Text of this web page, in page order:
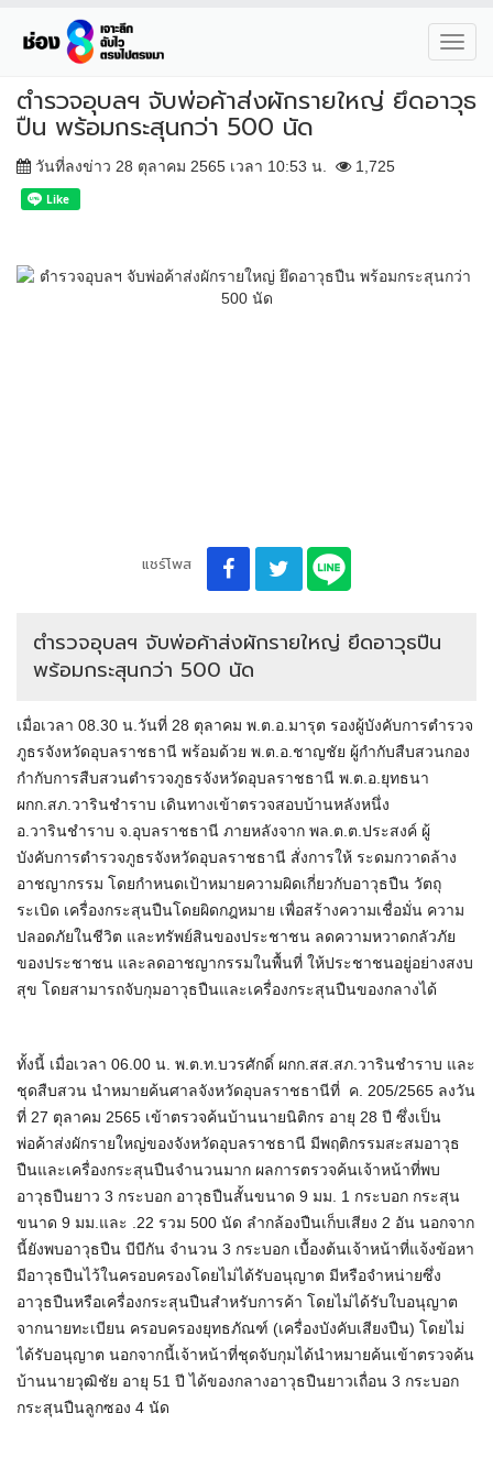
ตำรวจอุบลฯ จับพ่อค้าส่งผักรายใหญ่ ยึดอาวุธ
ปืน พร้อมกระสุนกว่า 500 นัด
วันที่ลงข่าว 28 ตุลาคม 2565 เวลา 10:53 น. 1,725
แชร์โพส
ตำรวจอุบลฯ จับพ่อค้าส่งผักรายใหญ่ ยึดอาวุธปืน
พร้อมกระสุนกว่า 500 นัด
เมื่อเวลา 08.30 น.วันที่ 28 ตุลาคม พ.ต.อ.มารุต รองผู้บังคับการตำรวจ
ภูธรจังหวัดอุบลราชธานี พร้อมด้วย พ.ต.อ.ชาญชัย ผู้กำกับสืบสวนกอง
กำกับการสืบสวนตำรวจภูธรจังหวัดอุบลราชธานี พ.ต.อ.ยุทธนา
ผกก.สภ.วารินชำราบ เดินทางเข้าตรวจสอบบ้านหลังหนึ่ง
อ.วารินชำราบ จ.อุบลราชธานี ภายหลังจาก พล.ต.ต.ประสงค์ ผู้
บังคับการตำรวจภูธรจังหวัดอุบลราชธานี สั่งการให้ ระดมกวาดล้าง
อาชญากรรม โดยกำหนดเป้าหมายความผิดเกี่ยวกับอาวุธปืน วัตถุ
ระเบิด เครื่องกระสุนปืนโดยผิดกฎหมาย เพื่อสร้างความเชื่อมั่น ความ
ปลอดภัยในชีวิต และทรัพย์สินของประชาชน ลดความหวาดกลัวภัย
ของประชาชน และลดอาชญากรรมในพื้นที่ ให้ประชาชนอยู่อย่างสงบ
สุข โดยสามารถจับกุมอาวุธปืนและเครื่องกระสุนปืนของกลางได้
ทั้งนี้ เมื่อเวลา 06.00 น. พ.ต.ท.บวรศักดิ์ ผกก.สส.สภ.วารินชำราบ และ
ชุดสืบสวน นำหมายค้นศาลจังหวัดอุบลราชธานีที่ ค. 205/2565 ลงวัน
ที่ 27 ตุลาคม 2565 เข้าตรวจค้นบ้านนายนิติกร อายุ 28 ปี ซึ่งเป็น
พ่อค้าส่งผักรายใหญ่ของจังหวัดอุบลราชธานี มีพฤติกรรมสะสมอาวุธ
ปืนและเครื่องกระสุนปืนจำนวนมาก ผลการตรวจค้นเจ้าหน้าที่พบ
อาวุธปืนยาว 3 กระบอก อาวุธปืนสั้นขนาด 9 มม. 1 กระบอก กระสุน
ขนาด 9 มม.และ .22 รวม 500 นัด ลำกล้องปืนเก็บเสียง 2 อัน นอกจาก
นี้ยังพบอาวุธปืน บีบีกัน จำนวน 3 กระบอก เบื้องต้นเจ้าหน้าที่แจ้งข้อหา
มีอาวุธปืนไว้ในครอบครองโดยไม่ได้รับอนุญาต มีหรือจำหน่ายซึ่ง
อาวุธปืนหรือเครื่องกระสุนปืนสำหรับการค้า โดยไม่ได้รับใบอนุญาต
จากนายทะเบียน ครอบครองยุทธภัณฑ์ (เครื่องบังคับเสียงปืน) โดยไม่
ได้รับอนุญาต นอกจากนี้เจ้าหน้าที่ชุดจับกุมได้นำหมายค้นเข้าตรวจค้น
บ้านนายวุฒิชัย อายุ 51 ปี ได้ของกลางอาวุธปืนยาวเถื่อน 3 กระบอก
กระสุนปืนลูกซอง 4 นัด